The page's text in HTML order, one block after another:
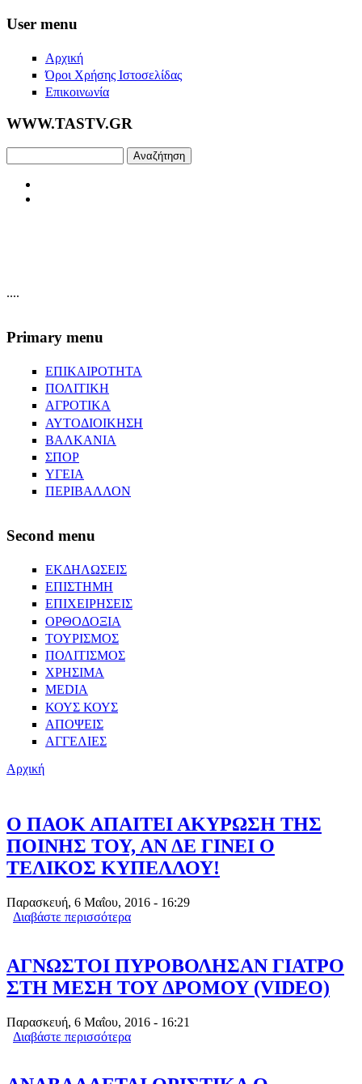
Skip to main content
User menu
Αρχική
Όροι Χρήσης Ιστοσελίδας
Επικοινωνία
WWW.TASTV.GR
....
Primary menu
ΕΠΙΚΑΙΡΟΤΗΤΑ
ΠΟΛΙΤΙΚΗ
ΑΓΡΟΤΙΚΑ
ΑΥΤΟΔΙΟΙΚΗΣΗ
ΒΑΛΚΑΝΙΑ
ΣΠΟΡ
ΥΓΕΙΑ
ΠΕΡΙΒΑΛΛΟΝ
Second menu
ΕΚΔΗΛΩΣΕΙΣ
ΕΠΙΣΤΗΜΗ
ΕΠΙΧΕΙΡΗΣΕΙΣ
ΟΡΘΟΔΟΞΙΑ
ΤΟΥΡΙΣΜΟΣ
ΠΟΛΙΤΙΣΜΟΣ
ΧΡΗΣΙΜΑ
MEDIA
ΚΟΥΣ ΚΟΥΣ
ΑΠΟΨΕΙΣ
ΑΓΓΕΛΙΕΣ
Αρχική
Ο ΠΑΟΚ ΑΠΑΙΤΕΙ ΑΚΥΡΩΣΗ ΤΗΣ
ΠΟΙΝΗΣ ΤΟΥ, ΑΝ ΔΕ ΓΙΝΕΙ Ο
ΤΕΛΙΚΟΣ ΚΥΠΕΛΛΟΥ!
Παρασκευή, 6 Μαΐου, 2016 - 16:29
Διαβάστε περισσότερα
ΑΓΝΩΣΤΟΙ ΠΥΡΟΒΟΛΗΣΑΝ ΓΙΑΤΡΟ
ΣΤΗ ΜΕΣΗ ΤΟΥ ΔΡΟΜΟΥ (VIDEO)
Παρασκευή, 6 Μαΐου, 2016 - 16:21
Διαβάστε περισσότερα